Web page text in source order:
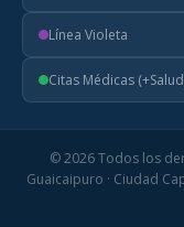
Línea Violeta
Citas Médicas
© 2026 Todos los
Guaicaipuro · Ciudad